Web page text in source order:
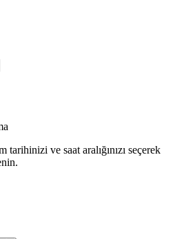
tarihinizi ve saat aralığınızı seçerek